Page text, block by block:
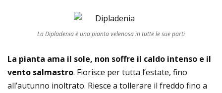
La Dipladenia è una pianta velenosa in tutte le sue parti
La pianta ama il sole, non soffre il caldo intenso e il
vento salmastro. Fiorisce per tutta l’estate, fino
all’autunno inoltrato. Riesce a tollerare il freddo fino a